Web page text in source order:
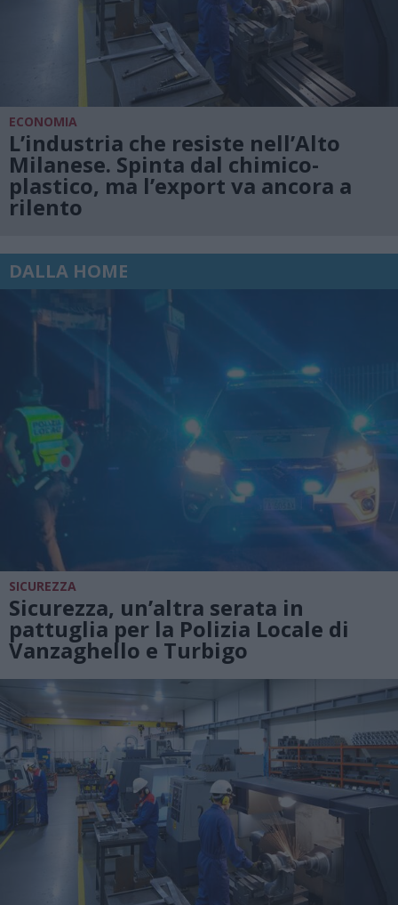
ECONOMIA
L’industria che resiste nell’Alto
Milanese. Spinta dal chimico-
plastico, ma l’export va ancora a
rilento
DALLA HOME
SICUREZZA
Sicurezza, un’altra serata in
pattuglia per la Polizia Locale di
Vanzaghello e Turbigo